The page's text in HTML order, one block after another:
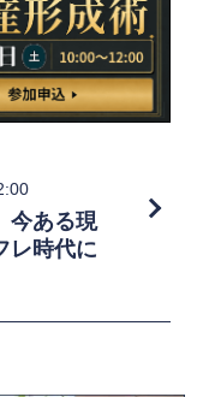
今ある現
レ時代に